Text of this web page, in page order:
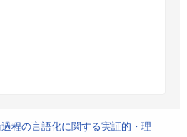
程の言語化に関する実証的・理